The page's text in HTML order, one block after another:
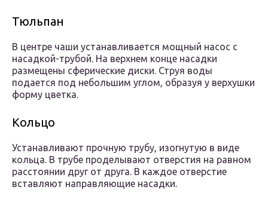
Тюльпан
В центре чаши устанавливается мощный насос с
насадкой-трубой. На верхнем конце насадки
размещены сферические диски. Струя воды
подается под небольшим углом, образуя у верхушки
форму цветка.
Кольцо
Устанавливают прочную трубу, изогнутую в виде
кольца. В трубе проделывают отверстия на равном
расстоянии друг от друга. В каждое отверстие
вставляют направляющие насадки.